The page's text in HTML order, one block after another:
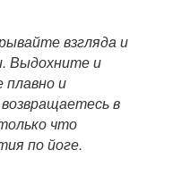
взгляда и
Выдохните и
и
в
что
по йоге.